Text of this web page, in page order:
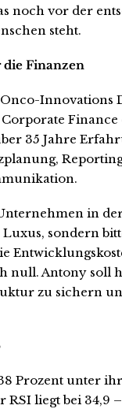
noch vor der
steht.
Finanzen
Innovations
35 Jahre
in
Luxus, sondern
null. Antony soll
zu sichern
Prozent unter
RSI liegt bei 34,9